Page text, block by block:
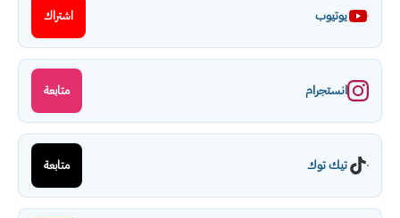
يوتيوب اشتراك
انستجرام متابعة
تيك توك متابعة